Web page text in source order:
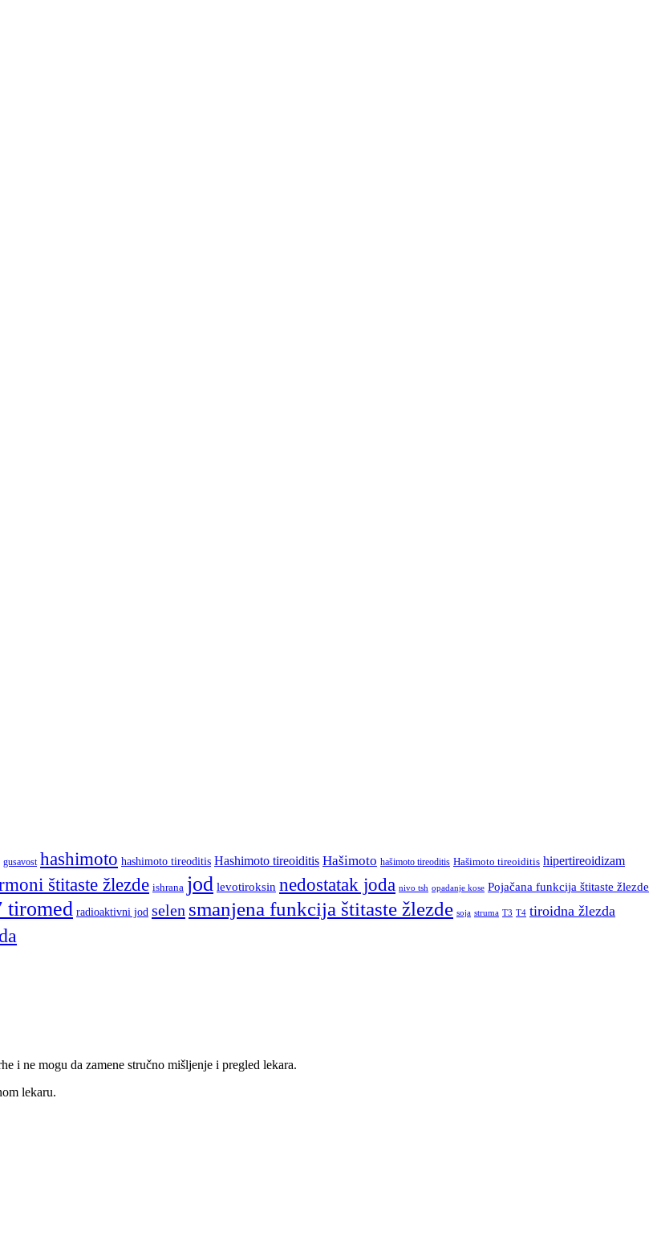
gusavost hashimoto hashimoto tireoditis Hashimoto tireoiditis Hašimoto hašimoto tireoditis Hašimoto tireoiditis hipertireoidizam
štitaste žlezde ishrana jod levotiroksin nedostatak joda nivo tsh opadanje kose Pojačana funkcija štitaste žlezde
tiromed radioaktivni jod selen smanjena funkcija štitaste žlezde soja struma T3 T4 tiroidna žlezda
i ne mogu da zamene stručno mišljenje i pregled lekara.
lekaru.